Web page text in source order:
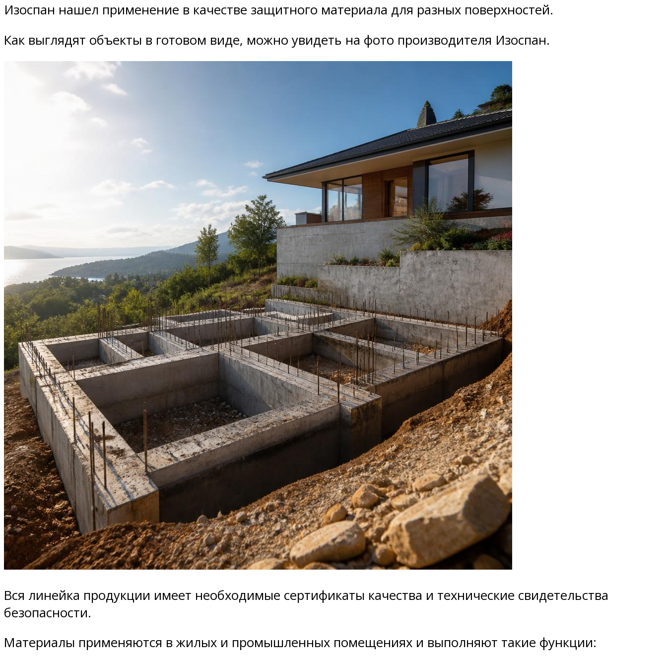
Изоспан нашел применение в качестве защитного материала для разных поверхностей.
Как выглядят объекты в готовом виде, можно увидеть на фото производителя Изоспан.
Вся линейка продукции имеет необходимые сертификаты качества и технические свидетельства
безопасности.
Материалы применяются в жилых и промышленных помещениях и выполняют такие функции: